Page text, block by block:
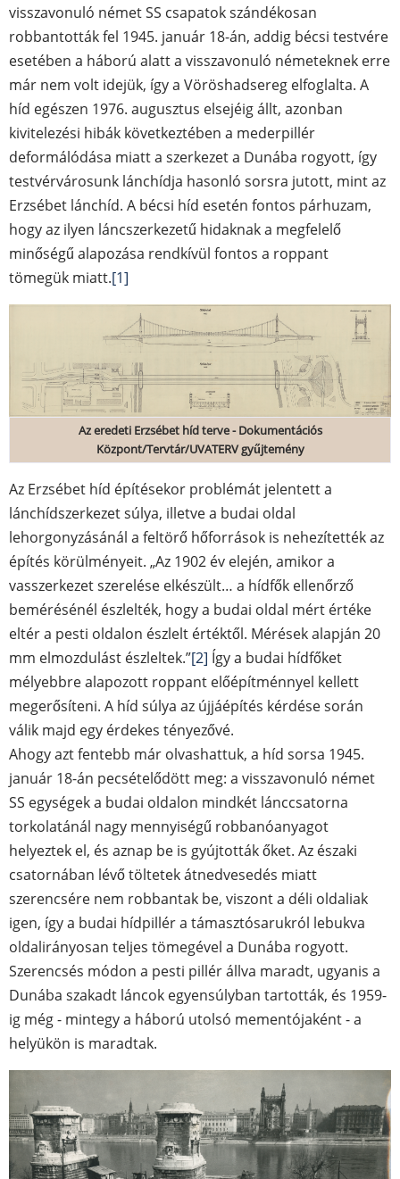
visszavonuló német SS csapatok szándékosan
robbantották fel 1945. január 18-án, addig bécsi testvére
esetében a háború alatt a visszavonuló németeknek erre
már nem volt idejük, így a Vöröshadsereg elfoglalta. A
híd egészen 1976. augusztus elsejéig állt, azonban
kivitelezési hibák következtében a mederpillér
deformálódása miatt a szerkezet a Dunába rogyott, így
testvérvárosunk lánchídja hasonló sorsra jutott, mint az
Erzsébet lánchíd. A bécsi híd esetén fontos párhuzam,
hogy az ilyen láncszerkezetű hidaknak a megfelelő
minőségű alapozása rendkívül fontos a roppant
tömegük miatt.[1]
Az eredeti Erzsébet híd terve - Dokumentációs
Központ/Tervtár/UVATERV gyűjtemény
Az Erzsébet híd építésekor problémát jelentett a
lánchídszerkezet súlya, illetve a budai oldal
lehorgonyzásánál a feltörő hőforrások is nehezítették az
építés körülményeit. „Az 1902 év elején, amikor a
vasszerkezet szerelése elkészült… a hídfők ellenőrző
bemérésénél észlelték, hogy a budai oldal mért értéke
eltér a pesti oldalon észlelt értéktől. Mérések alapján 20
mm elmozdulást észleltek.”[2] Így a budai hídfőket
mélyebbre alapozott roppant előépítménnyel kellett
megerősíteni. A híd súlya az újjáépítés kérdése során
válik majd egy érdekes tényezővé.
Ahogy azt fentebb már olvashattuk, a híd sorsa 1945.
január 18-án pecsételődött meg: a visszavonuló német
SS egységek a budai oldalon mindkét lánccsatorna
torkolatánál nagy mennyiségű robbanóanyagot
helyeztek el, és aznap be is gyújtották őket. Az északi
csatornában lévő töltetek átnedvesedés miatt
szerencsére nem robbantak be, viszont a déli oldaliak
igen, így a budai hídpillér a támasztósarukról lebukva
oldalirányosan teljes tömegével a Dunába rogyott.
Szerencsés módon a pesti pillér állva maradt, ugyanis a
Dunába szakadt láncok egyensúlyban tartották, és 1959-
ig még - mintegy a háború utolsó mementójaként - a
helyükön is maradtak.